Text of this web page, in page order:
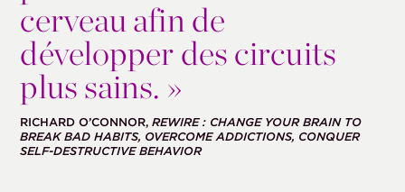
cerveau afin de
développer des circuits
plus sains. »
RICHARD O’CONNOR,REWIRE : CHANGE YOUR BRAIN TO
BREAK BAD HABITS, OVERCOME ADDICTIONS, CONQUER
SELF-DESTRUCTIVE BEHAVIOR